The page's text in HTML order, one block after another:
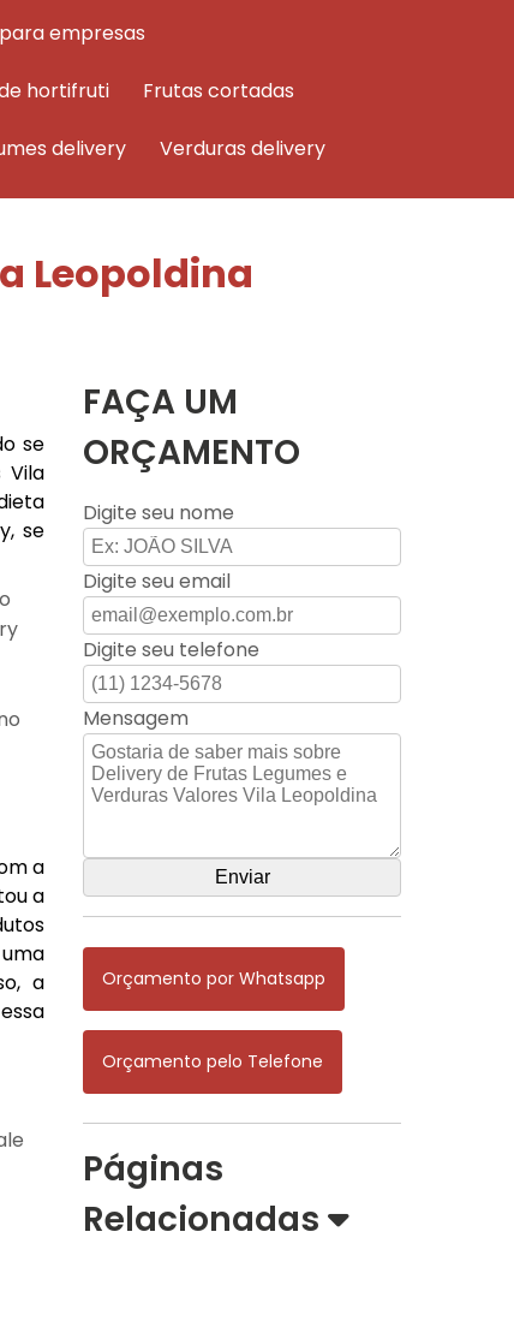
empresas
hortifruti frutas cortadas
delivery verduras delivery
Leopoldina
se
Vila
se
a
a
a
FAÇA UM
ORÇAMENTO
Digite seu nome
Digite seu email
Digite seu telefone
Mensagem
Orçamento por Whatsapp
Orçamento pelo Telefone
Páginas
Relacionadas